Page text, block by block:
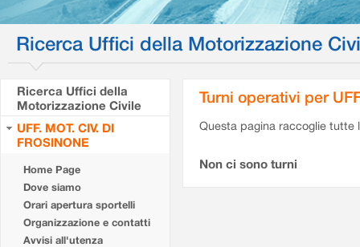
Ricerca Uffici della Motorizzazione
Ricerca Uffici della
Motorizzazione Civile
UFF. MOT. CIV. DI
FROSINONE
Home Page
Dove siamo
Orari apertura sportelli
Organizzazione e contatti
Avvisi all'utenza
Turni operativi per
Questa pagina raccoglie tutte
Non ci sono turni